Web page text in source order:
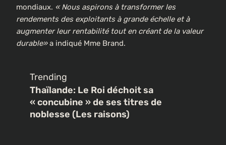
mondiaux. « Nous aspirons à transformer les
rendements des exploitants à grande échelle et à
augmenter leur rentabilité tout en créant de la valeur
durable»a indiqué Mme Brand.
Trending
Thaïlande: Le Roi déchoit sa
« concubine » de ses titres de
noblesse (Les raisons)